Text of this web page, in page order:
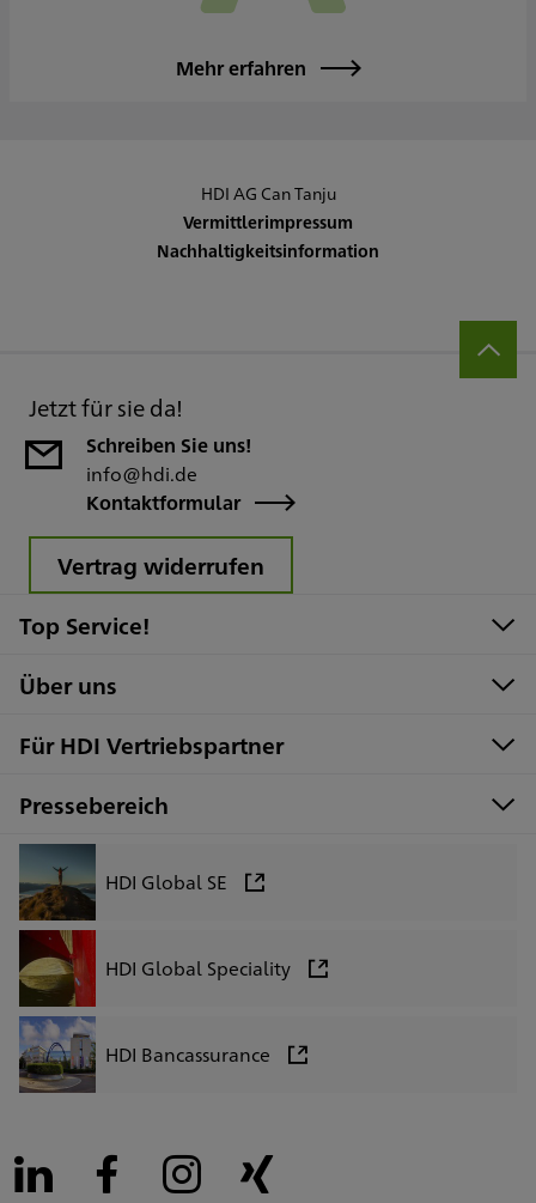
Mehr erfahren
HDI AG Can Tanju
Vermittlerimpressum
Nachhaltigkeitsinformation
Jetzt für sie da!
Schreiben Sie uns!
info@hdi.de
Kontaktformular
Vertrag widerrufen
Top Service!
Über uns
Für HDI Vertriebspartner
Pressebereich
HDI Global SE
HDI Global Speciality
HDI Bancassurance
LinkedIn Facebook Instagram